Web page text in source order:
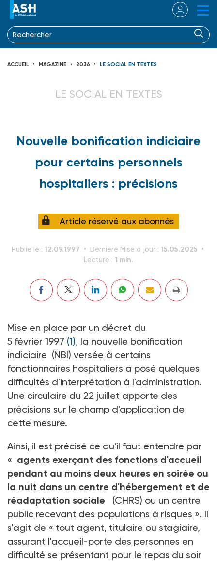
ACCUEIL MAGAZINE 2036 LE SOCIAL EN TEXTES
LE SOCIAL EN TEXTES
Nouvelle bonification indiciaire
pour certains personnels
hospitaliers : précisions
Article réservé aux abonnés
Publié le : 12.09.1997 Dernière Mise à jour : 15.05.2025
Lecture : 1 min.
Mise en place par un décret du
5 février 1997 (1), la nouvelle bonification
indiciaire (NBI) versée à certains
fonctionnaires hospitaliers a posé quelques
difficultés d'interprétation à l'administration.
Une circulaire du 22 juillet apporte des
précisions sur le champ d'application de
cette mesure.
Ainsi, il est précisé ce qu'il faut entendre par
« agents exerçant des fonctions d'accueil
pendant au moins deux heures en soirée ou
la nuit dans un centre d'hébergement et de
réadaptation sociale
(CHRS) ou un centre
public recevant des populations à risques ». Il
s'agit de « tout agent, titulaire ou stagiaire,
assurant l'accueil-porte des personnes en
difficulté se présentant pour le repas du soir